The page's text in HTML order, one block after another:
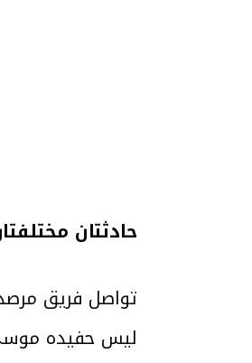
حادثتان
تواصل فريق
ليس حفيده موسى